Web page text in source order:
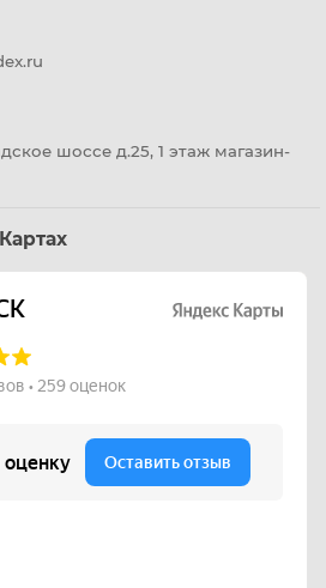
шоссе д.25, 1 этаж магазин-